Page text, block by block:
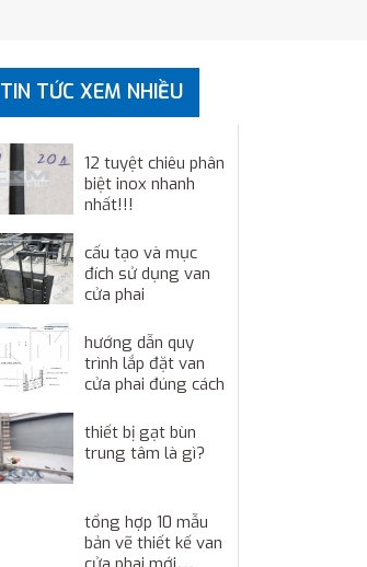
TIN TỨC XEM NHIỀU
12 tuyệt chiêu phân
biệt inox nhanh
nhất!!!
cấu tạo và mục
đích sử dụng van
cửa phai
hướng dẫn quy
trình lắp đặt van
cửa phai đúng cách
thiết bị gạt bùn
trung tâm là gì?
tổng hợp 10 mẫu
bản vẽ thiết kế van